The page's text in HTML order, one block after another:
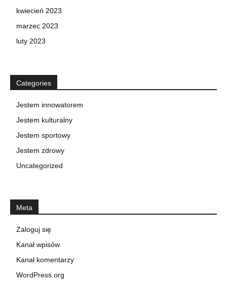
kwiecień 2023
marzec 2023
luty 2023
Categories
Jestem innowatorem
Jestem kulturalny
Jestem sportowy
Jestem zdrowy
Uncategorized
Meta
Zaloguj się
Kanał wpisów
Kanał komentarzy
WordPress.org